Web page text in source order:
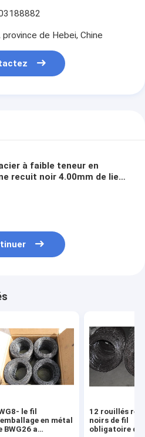
province de Hebei, Chine
à faible teneur en
recuit noir 4.00mm de lien
le fil
en métal
BWG26 a
12 rouillés
noirs de fil
obligatoire de